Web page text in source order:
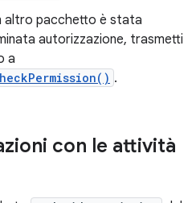
altro pacchetto è stata
autorizzazione, trasmetti
a
.
con le attività